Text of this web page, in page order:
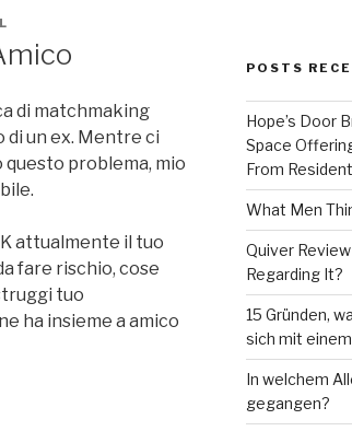
di matchmaking
di un ex. Mentre ci
questo problema, mio
attualmente il tuo
fare rischio, cose
tuo
ha insieme a amico
POSTS
Hope’s Door
Space
From
What Men
Quiver Review
Regarding It?
15 Gründen,
sich mit
In welchem
gegangen?